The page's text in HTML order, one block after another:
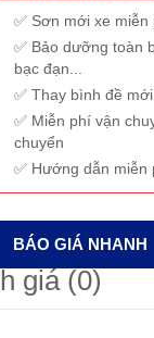
Sơn mới xe miễn
Bảo dưỡng toàn
bạc đạn...
Thay bình đề
Miễn phí vận
chuyển
Hướng dẫn miễn
BÁO GIÁ NHANH
giá (0)